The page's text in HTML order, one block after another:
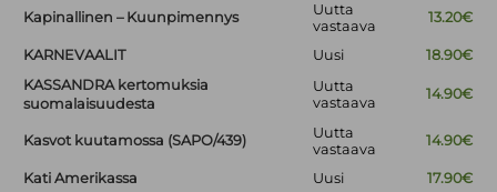
Kapinallinen – Kuunpimennys
Uutta
vastaava
13.20€
KARNEVAALIT Uusi
18.90€
KASSANDRA kertomuksia
suomalaisuudesta
Uutta
vastaava
14.90€
Kasvot kuutamossa (SAPO/439)
Uutta
vastaava
14.90€
Kati Amerikassa Uusi
17.90€